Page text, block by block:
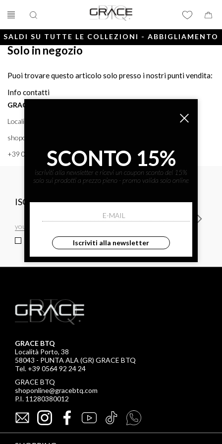
SALDI SU TUTTE LE COLLEZIONI - ABBIGLIAMENTO
Solo in negozio
Puoi trovare questo articolo solo presso i nostri punti vendita:
Info contatti
GRACE BTQ
Località Porto, 38 58043 - PUNTA ALA (GR) GRACE BTQ
shoponline@gracebtq.com
+39 0564 92 24 24
ISCRIVITI ALLA NEWSLETTER
ho letto ed accettato le condizioni sulla privacy.
GRACE BTQ
Località Porto, 38
58043 - PUNTA ALA (GR) GRACE BTQ
Tel. +39 0564 92 24 24
GRACE BTQ
shoponline@gracebtq.com
P.I. 11280380012
SCONTO 15%
iscriviti alla newsletter e ricevi un coupon sconto del 15%
solo sui prodotti a prezzo pieno - promo valida solo online
Iscriviti alla newsletter